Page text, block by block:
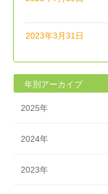
2023年3月31日
年別アーカイブ
2025年
2024年
2023年